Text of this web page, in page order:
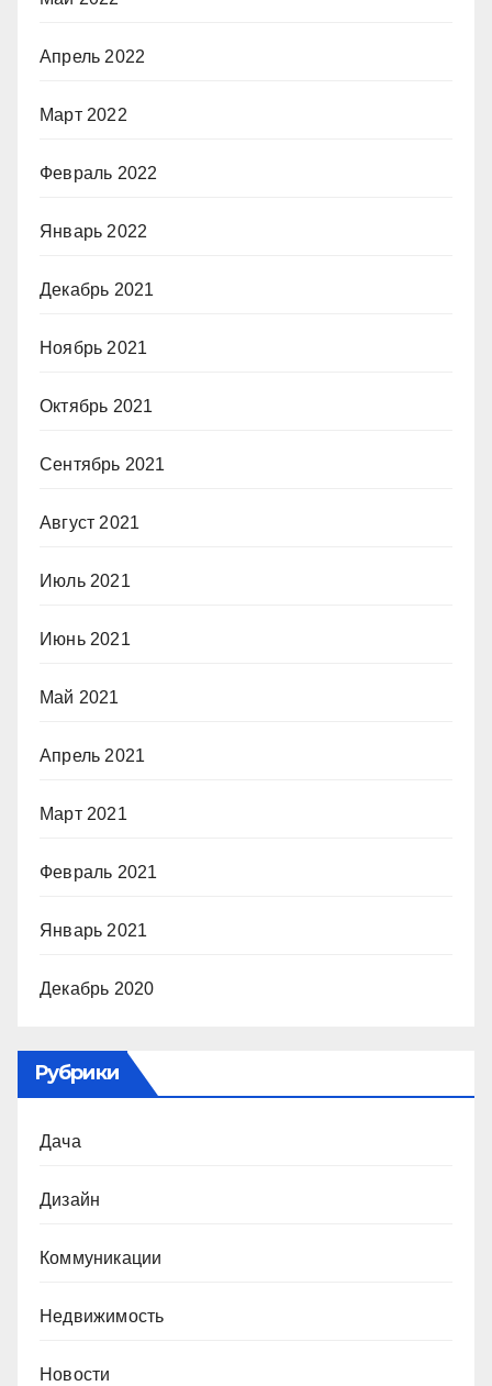
Апрель 2022
Март 2022
Февраль 2022
Январь 2022
Декабрь 2021
Ноябрь 2021
Октябрь 2021
Сентябрь 2021
Август 2021
Июль 2021
Июнь 2021
Май 2021
Апрель 2021
Март 2021
Февраль 2021
Январь 2021
Декабрь 2020
Рубрики
Дача
Дизайн
Коммуникации
Недвижимость
Новости